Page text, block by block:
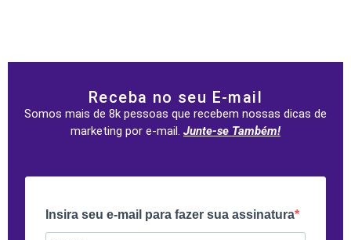
Receba no seu E-mail
Somos mais de 8k pessoas que recebem nossas dicas de
marketing por e-mail. Junte-se Também!
Insira seu e-mail para fazer sua assinatura